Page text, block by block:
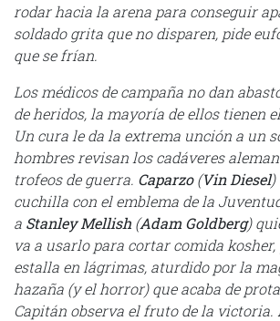
rodar hacia la arena para conseguir
soldado grita que no disparen, pide
que se frían.
Los médicos de campaña no dan
de heridos, la mayoría de ellos tienen
Un cura le da la extrema unción a un
hombres revisan los cadáveres
trofeos de guerra. Caparzo(Vin Diesel)
cuchilla con el emblema de la
a Stanley Mellish (Adam Goldberg)
va a usarlo para cortar comida kosher,
estalla en lágrimas, aturdido por la
hazaña (y el horror) que acaba de
Capitán observa el fruto de la victoria.